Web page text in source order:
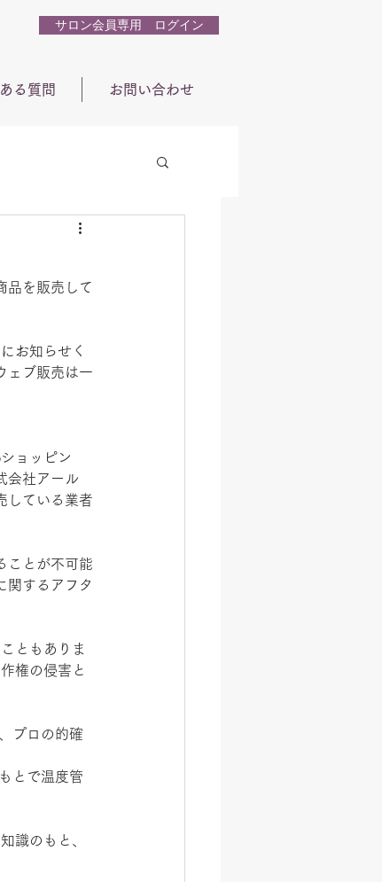
サロン会員専用 ログイン
る質問 お問い合わせ
品を販売して
お知らせく
ェブ販売は一
ョッピン
会社アール
している業者
ことが不可能
関するアフタ
ともありま
権の侵害と
プロの的確
とで温度管
識のもと、